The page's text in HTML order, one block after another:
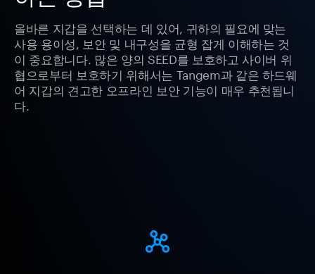
올바른 지갑을 선택하는 데 있어, 귀하의 필요에 맞는
사용 용이성, 보안 및 내구성을 균형 잡게 이해하는 것
이 중요합니다. 많은 양의 SEED를 보호하고 사이버 위
협으로부터 보호하기 위해서는 Tangem과 같은 하드웨
어 지갑의 견고한 오프라인 보안 기능이 매우 추천됩니
다.